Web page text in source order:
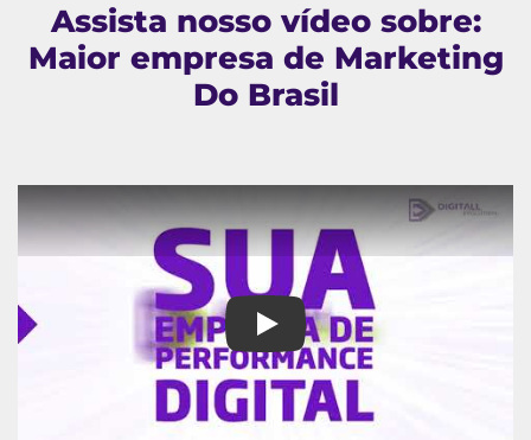
Assista nosso vídeo sobre:
Maior empresa de Marketing
Do Brasil
Maior empresa de Marketing